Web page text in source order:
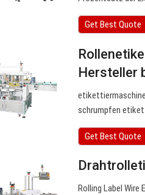
Get Best Quote
Hersteller
schrumpfen
Get Best Quote
Rolling Label